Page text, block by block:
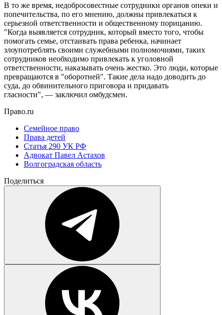
В то же время, недобросовестные сотрудники органов опеки и
попечительства, по его мнению, должны привлекаться к
серьезной ответственности и общественному порицанию.
"Когда выявляется сотрудник, который вместо того, чтобы
помогать семье, отстаивать права ребенка, начинает
злоупотреблять своими служебными полномочиями, таких
сотрудников необходимо привлекать к уголовной
ответственности, наказывать очень жестко. Это люди, которые
превращаются в "оборотней". Такие дела надо доводить до
суда, до обвинительного приговора и придавать
гласности", — заключил омбудсмен.
Право.ru
Семейное право
Права детей
Статья 290 УК РФ
Адвокат Павел Астахов
Волгоградская область
Поделиться